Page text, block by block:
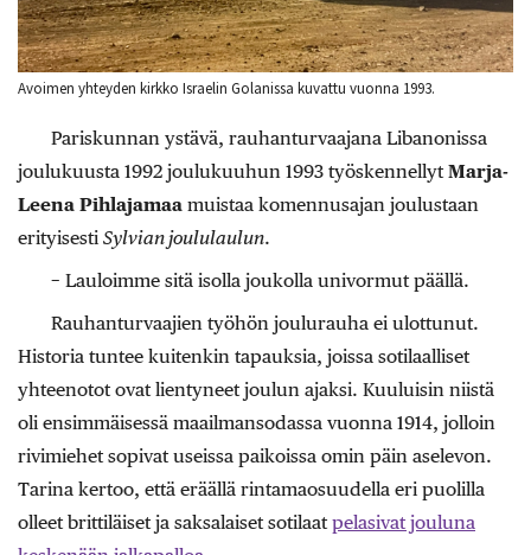
Avoimen yhteyden kirkko Israelin Golanissa kuvattu vuonna 1993.
Pariskunnan ystävä, rauhanturvaajana Libanonissa
joulukuusta 1992 joulukuuhun 1993 työskennellyt Marja-
Leena Pihlajamaa muistaa komennusajan joulustaan
erityisesti Sylvian joululaulun.
− Lauloimme sitä isolla joukolla univormut päällä.
Rauhanturvaajien työhön joulurauha ei ulottunut.
Historia tuntee kuitenkin tapauksia, joissa sotilaalliset
yhteenotot ovat lientyneet joulun ajaksi. Kuuluisin niistä
oli ensimmäisessä maailmansodassa vuonna 1914, jolloin
rivimiehet sopivat useissa paikoissa omin päin ase­levon.
Tarina kertoo, että eräällä rintamaosuudella eri puolilla
olleet brittiläiset ja saksalaiset sotilaat pelasivat jouluna